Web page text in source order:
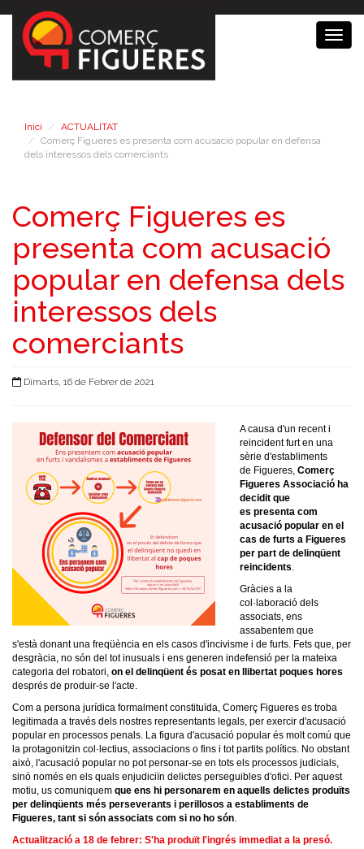
Inici
ACTUALITAT
Comerç Figueres es presenta com acusació popular en defensa
dels interessos dels comerciants
Comerç Figueres es
presenta com acusació
popular en defensa dels
interessos dels
comerciants
Dimarts, 16 de Febrer de 2021
A causa d'un recent i
reincident furt en una
sèrie d'establiments
de Figueres, Comerç
Figueres Associació ha
decidit que
es presenta com
acusació popular en el
cas de furts a Figueres
per part de delinqüent
reincidents.
Gràcies a la
col·laboració dels
associats, ens
assabentem que
s'està donant una freqüència en els casos d'incivisme i de furts. Fets que, per
desgràcia, no són del tot inusuals i ens generen indefensió per la mateixa
categoria del robatori, on el delinqüent és posat en llibertat poques hores
després de produir-se l'acte.
Com a persona jurídica formalment constituïda, Comerç Figueres es troba
legitimada a través dels nostres representants legals, per exercir d'acusació
popular en processos penals. La figura d'acusació popular és molt comú que
la protagonitzin col·lectius, associacions o fins i tot partits polítics. No obstant
això, l'acusació popular no pot personar-se en tots els processos judicials,
sinó només en els quals enjudiciïn delictes perseguibles d'ofici. Per aquest
motiu, us comuniquem que ens hi personarem en aquells delictes produïts
per delinqüents més perseverants i perillosos a establiments de
Figueres, tant si són associats com si no ho són.
Actualització a 18 de febrer: S'ha produït l'ingrés immediat a la presó.